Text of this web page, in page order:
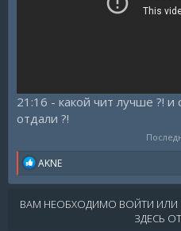
21:16 - какой чит лучше ?! и
отдали ?!
R
a
c
t
AKNE
ВАМ НЕОБХОДИМО ВОЙТИ ИЛИ
ЗДЕСЬ